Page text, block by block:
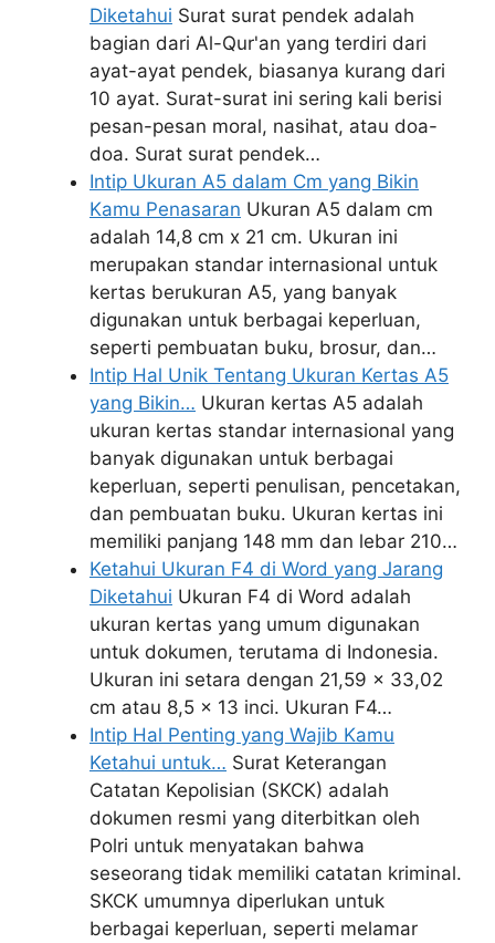
Diketahui Surat surat pendek adalah
bagian dari Al-Qur'an yang terdiri dari
ayat-ayat pendek, biasanya kurang dari
10 ayat. Surat-surat ini sering kali berisi
pesan-pesan moral, nasihat, atau doa-
doa. Surat surat pendek…
Intip Ukuran A5 dalam Cm yang Bikin
Kamu Penasaran Ukuran A5 dalam cm
adalah 14,8 cm x 21 cm. Ukuran ini
merupakan standar internasional untuk
kertas berukuran A5, yang banyak
digunakan untuk berbagai keperluan,
seperti pembuatan buku, brosur, dan…
Intip Hal Unik Tentang Ukuran Kertas A5
yang Bikin… Ukuran kertas A5 adalah
ukuran kertas standar internasional yang
banyak digunakan untuk berbagai
keperluan, seperti penulisan, pencetakan,
dan pembuatan buku. Ukuran kertas ini
memiliki panjang 148 mm dan lebar 210…
Ketahui Ukuran F4 di Word yang Jarang
Diketahui Ukuran F4 di Word adalah
ukuran kertas yang umum digunakan
untuk dokumen, terutama di Indonesia.
Ukuran ini setara dengan 21,59 x 33,02
cm atau 8,5 x 13 inci. Ukuran F4…
Intip Hal Penting yang Wajib Kamu
Ketahui untuk… Surat Keterangan
Catatan Kepolisian (SKCK) adalah
dokumen resmi yang diterbitkan oleh
Polri untuk menyatakan bahwa
seseorang tidak memiliki catatan kriminal.
SKCK umumnya diperlukan untuk
berbagai keperluan, seperti melamar